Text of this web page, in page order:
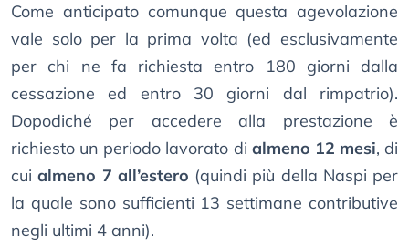
Come anticipato comunque questa agevolazione
vale solo per la prima volta (ed esclusivamente
per chi ne fa richiesta entro 180 giorni dalla
cessazione ed entro 30 giorni dal rimpatrio).
Dopodiché per accedere alla prestazione è
richiesto un periodo lavorato di almeno 12 mesi, di
cuialmeno 7 all’estero (quindi più della Naspi per
la quale sono sufficienti 13 settimane contributive
negli ultimi 4 anni).